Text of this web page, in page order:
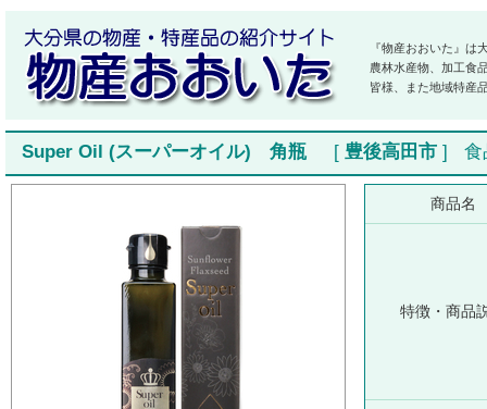
『物産おおいた』は
農林水産物、加工食
皆様、また地域特産
Super Oil (スーパーオイル) 角瓶 [ 豊後高田市 ] 食
商品名
特徴・商品